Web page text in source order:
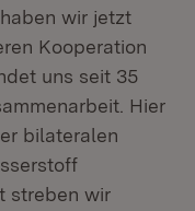
wir jetzt
Kooperation
uns seit 35
Hier
bilateralen
streben wir